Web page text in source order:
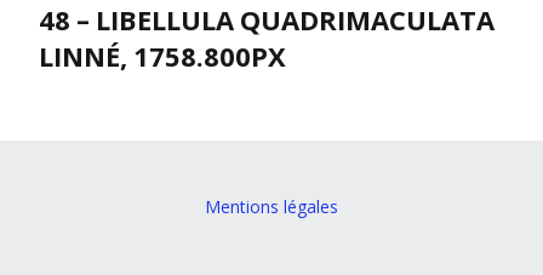
48 – LIBELLULA QUADRIMACULATA
LINNÉ, 1758.800PX
Mentions légales